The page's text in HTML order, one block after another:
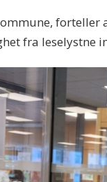
fra leselystne